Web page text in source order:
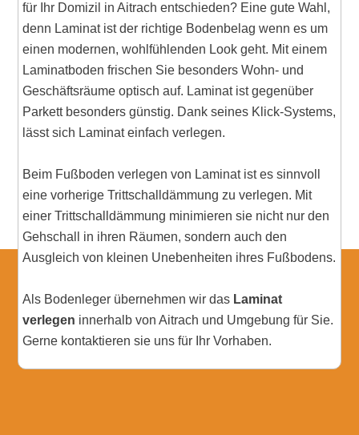
für Ihr Domizil in Aitrach entschieden? Eine gute Wahl,
denn Laminat ist der richtige Bodenbelag wenn es um
einen modernen, wohlfühlenden Look geht. Mit einem
Laminatboden frischen Sie besonders Wohn- und
Geschäftsräume optisch auf. Laminat ist gegenüber
Parkett besonders günstig. Dank seines Klick-Systems,
lässt sich Laminat einfach verlegen.
Beim Fußboden verlegen von Laminat ist es sinnvoll
eine vorherige Trittschalldämmung zu verlegen. Mit
einer Trittschalldämmung minimieren sie nicht nur den
Gehschall in ihren Räumen, sondern auch den
Ausgleich von kleinen Unebenheiten ihres Fußbodens.
Als Bodenleger übernehmen wir das Laminat
verlegen innerhalb von Aitrach und Umgebung für Sie.
Gerne kontaktieren sie uns für Ihr Vorhaben.